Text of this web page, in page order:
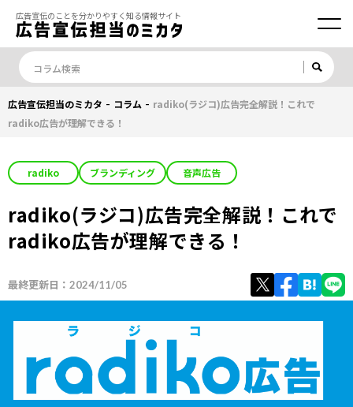
広告宣伝のことを分かりやすく知る情報サイト
広告宣伝担当のミカタ - コラム - radiko(ラジコ)広告完全解説！これで
radiko広告が理解できる！
radiko ブランディング 音声広告
radiko(ラジコ)広告完全解説！これで
radiko広告が理解できる！
最終更新日： 2024/11/05